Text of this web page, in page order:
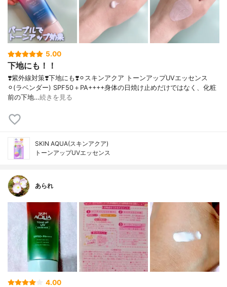
5.00
下地にも！！
❣️紫外線対策❣️下地にも❣️⚪︎スキンアクア トーンアップUVエッセンス
⚪︎(ラベンダー) SPF50＋PA++++身体の日焼け止めだけではなく、化粧
前の下地…続きを見る
SKIN AQUA(スキンアクア)
トーンアップUVエッセンス
あられ
4.00